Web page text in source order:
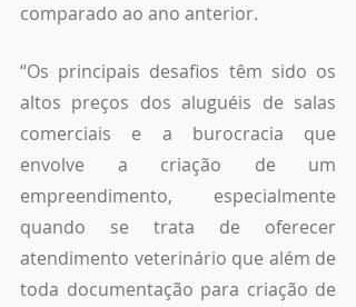
comparado ao ano anterior.
“Os principais desafios têm sido os
altos preços dos aluguéis de salas
comerciais e a burocracia que
envolve a criação de um
empreendimento, especialmente
quando se trata de oferecer
atendimento veterinário que além de
toda documentação para criação de